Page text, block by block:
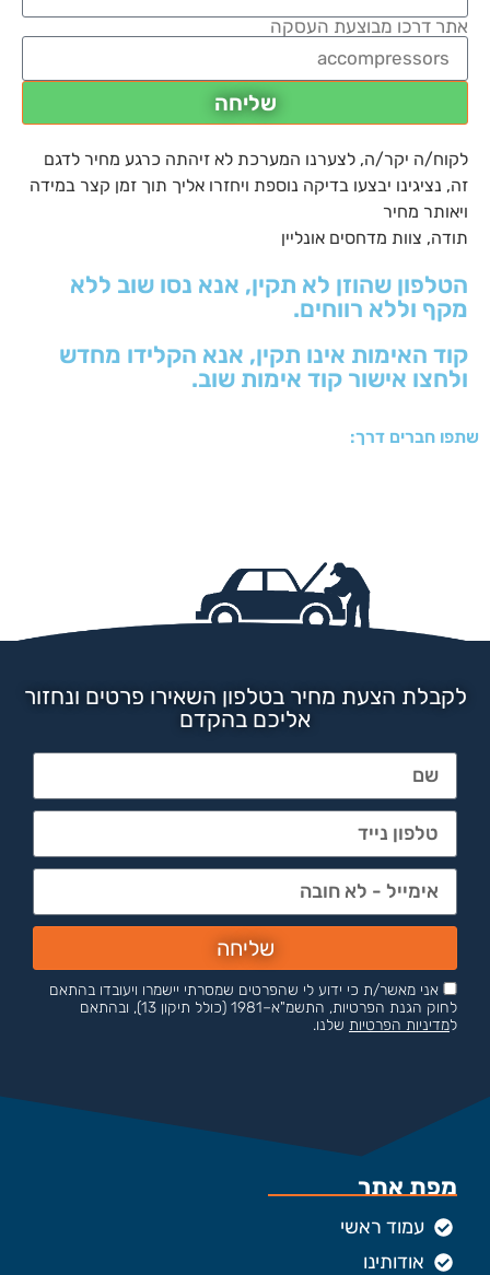
אתר דרכו מבוצעת העסקה
שליחה
לקוח/ה יקר/ה, לצערנו המערכת לא זיהתה כרגע מחיר לדגם
זה, נציגינו יבצעו בדיקה נוספת ויחזרו אליך תוך זמן קצר במידה
ויאותר מחיר
תודה, צוות מדחסים אונליין
הטלפון שהוזן לא תקין, אנא נסו שוב ללא
מקף וללא רווחים.
קוד האימות אינו תקין, אנא הקלידו מחדש
ולחצו אישור קוד אימות שוב.
שתפו חברים דרך:
לקבלת הצעת מחיר בטלפון השאירו פרטים ונחזור
אליכם בהקדם
אני מאשר/ת כי ידוע לי שהפרטים שמסרתי יישמרו ויעובדו בהתאם
לחוק הגנת הפרטיות, התשמ"א–1981 (כולל תיקון 13), ובהתאם
למדיניות הפרטיות שלנו.
שליחה
מפת אתר
עמוד ראשי
אודותינו